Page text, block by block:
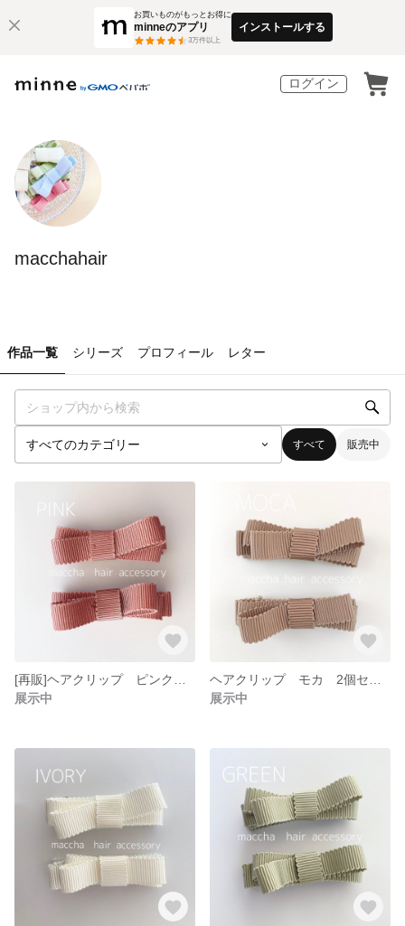
お買いものがもっとお得に
minneのアプリ
3万件以上
インストールする
ログイン
macchahair
作品一覧 シリーズ プロフィール レター
すべて 販売中
展示中
展示中